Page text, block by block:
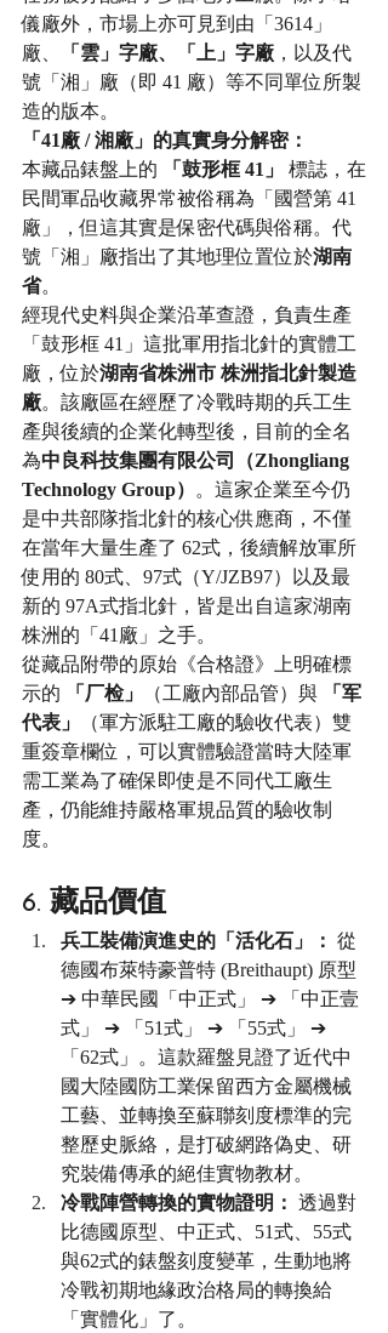
儀廠外，市場上亦可見到由「3614」
廠、
「雲」字廠、「上」字廠 ，以及代
號「湘」廠（即 41 廠）等不同單位所製
造的版本。
「41廠 / 湘廠」的真實身分解密：
本藏品錶盤上的
「鼓形框 41」
標誌，在
民間軍品收藏界常被俗稱為「國營第 41
廠」，但這其實是保密代碼與俗稱。代
號「湘」廠指出了其地理位置位於湖南
省。
經現代史料與企業沿革查證，負責生產
「鼓形框 41」這批軍用指北針的實體工
廠，位於湖南省株洲市 株洲指北針製造
廠。該廠區在經歷了冷戰時期的兵工生
產與後續的企業化轉型後，目前的全名
為中良科技集團有限公司（Zhongliang
Technology Group）
。這家企業至今仍
是中共部隊指北針的核心供應商，不僅
在當年大量生產了 62式，後續解放軍所
使用的 80式、97式（Y/JZB97）以及最
新的 97A式指北針，皆是出自這家湖南
株洲的「41廠」之手。
從藏品附帶的原始《合格證》上明確標
示的
「厂检」 （工廠內部品管）與
「军
代表」
（軍方派駐工廠的驗收代表）雙
重簽章欄位，可以實體驗證當時大陸軍
需工業為了確保即使是不同代工廠生
產，仍能維持嚴格軍規品質的驗收制
度。
6. 藏品價值
兵工裝備演進史的「活化石」： 從
德國布萊特豪普特 (Breithaupt) 原型
➔ 中華民國「中正式」 ➔ 「中正壹
式」 ➔ 「51式」 ➔ 「55式」 ➔
「62式」。這款羅盤見證了近代中
國大陸國防工業保留西方金屬機械
工藝、並轉換至蘇聯刻度標準的完
整歷史脈絡，是打破網路偽史、研
究裝備傳承的絕佳實物教材。
冷戰陣營轉換的實物證明： 透過對
比德國原型、中正式、51式、55式
與62式的錶盤刻度變革，生動地將
冷戰初期地緣政治格局的轉換給
「實體化」了。